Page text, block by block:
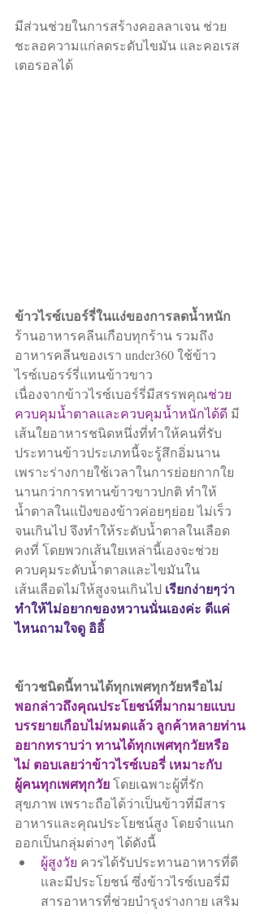
มีส่วนช่วยในการสร้างคอลลาเจน ช่วย
ชะลอความแก่ลดระดับไขมัน และคอเรส
เตอรอลได้
ข้าวไรซ์เบอร์รี่ในแง่ของการลดน้ำหนัก
ร้านอาหารคลีนเกือบทุกร้าน รวมถึง
อาหารคลีนของเรา under360 ใช้ข้าว
ไรซ์เบอรร์รี่แทนข้าวขาว
เนื่องจากข้าวไรซ์เบอร์รี่มีสรรพคุณช่วย
ควบคุมน้ำตาลและควบคุมน้ำหนักได้ดี มี
เส้นใยอาหารชนิดหนึ่งที่ทำให้คนที่รับ
ประทานข้าวประเภทนี้จะรู้สึกอิ่มนาน
เพราะร่างกายใช้เวลาในการย่อยกากใย
นานกว่าการทานข้าวขาวปกติ ทำให้
น้ำตาลในแป้งของข้าวค่อยๆย่อย ไม่เร็ว
จนเกินไป จึงทำให้ระดับน้ำตาลในเลือด
คงที่ โดยพวกเส้นใยเหล่านี้เองจะช่วย
ควบคุมระดับน้ำตาลและไขมันใน
เส้นเลือดไม่ให้สูงจนเกินไป เรียกง่ายๆว่า
ทำให้ไม่อยากของหวานนั่นเองค่ะ ดีแค่
ไหนถามใจดู อิอิ้
ข้าวชนิดนี้ทานได้ทุกเพศทุกวัยหรือไม่
พอกล่าวถึงคุณประโยชน์ที่มากมายแบบ
บรรยายเกือบไม่หมดแล้ว ลูกค้าหลายท่าน
อยากทราบว่า ทานได้ทุกเพศทุกวัยหรือ
ไม่ ตอบเลยว่าข้าวไรซ์เบอรี่ เหมาะกับ
ผู้คนทุกเพศทุกวัย โดยเฉพาะผู้ที่รัก
สุขภาพ เพราะถือได้ว่าเป็นข้าวที่มีสาร
อาหารและคุณประโยชน์สูง โดยจำแนก
ออกเป็นกลุ่มต่างๆ ได้ดังนี้
ผู้สูงวัย ควรได้รับประทานอาหารที่ดี
และมีประโยชน์ ซึ่งข้าวไรซ์เบอรี่มี
สารอาหารที่ช่วยบำรุงร่างกาย เสริม